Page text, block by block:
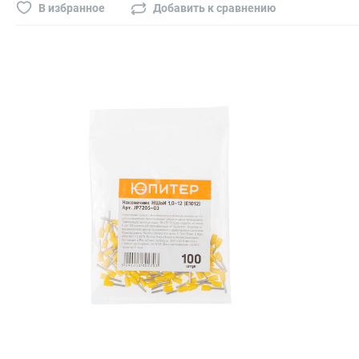
Электроды, сварочная техника
Электроды сварочные
Инверторы, сварочная техника
Маски сварщика
Резаки
Зеркало сварщика
В избранное Добавить к сравнению